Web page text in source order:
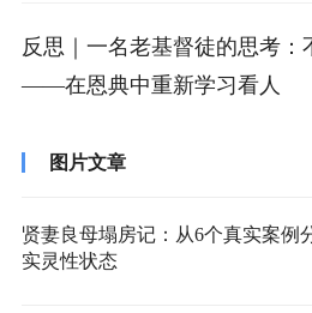
反思｜一名老基督徒的思考：
——在恩典中重新学习看人
图片文章
贤妻良母塌房记：从6个真实案例
实灵性状态